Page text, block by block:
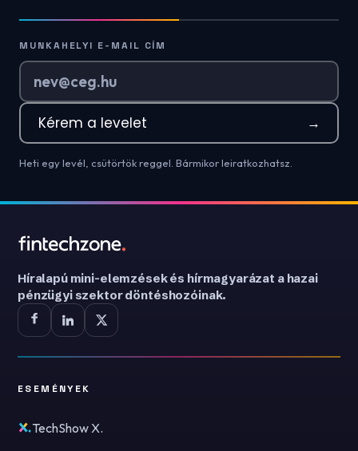
MUNKAHELYI E-MAIL CÍM
Kérem a levelet →
Heti egy levél, csütörtök reggel. Bármikor leiratkozhatsz.
Híralapú mini-elemzések és hírmagyarázat a hazai
pénzügyi szektor döntéshozóinak.
ESEMÉNYEK
TechShow X.